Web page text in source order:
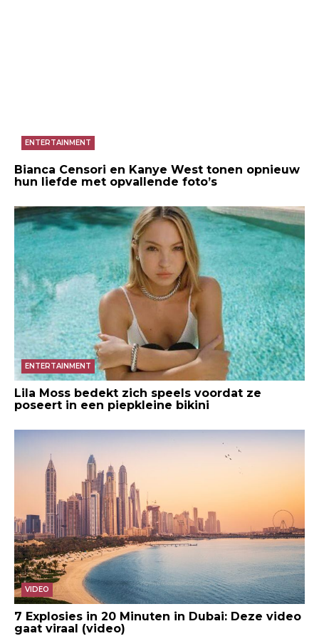
ENTERTAINMENT
Bianca Censori en Kanye West tonen opnieuw
hun liefde met opvallende foto’s
ENTERTAINMENT
Lila Moss bedekt zich speels voordat ze
poseert in een piepkleine bikini
VIDEO
7 Explosies in 20 Minuten in Dubai: Deze video
gaat viraal (video)